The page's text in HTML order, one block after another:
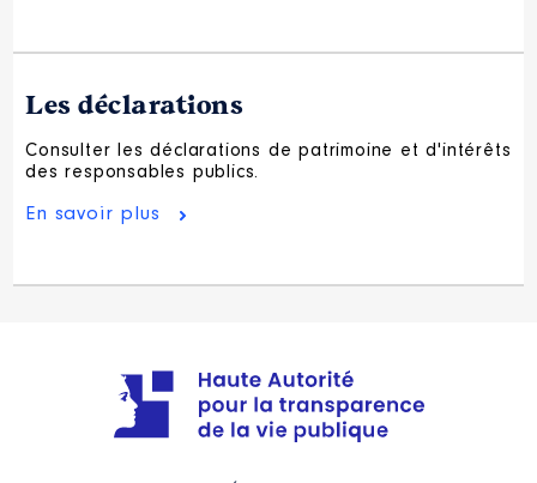
Les déclarations
Consulter les déclarations de patrimoine et d'intérêts
des responsables publics.
En savoir plus